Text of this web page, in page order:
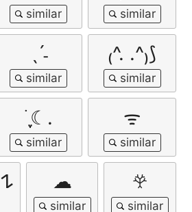
ˎˊ˗ ₍^. .^₎⟆
࣪ ִֶָ☾. ᯤ
(っ˕ -｡)ᶻ 𝗓 𐰁 ☁︎ 𖣂